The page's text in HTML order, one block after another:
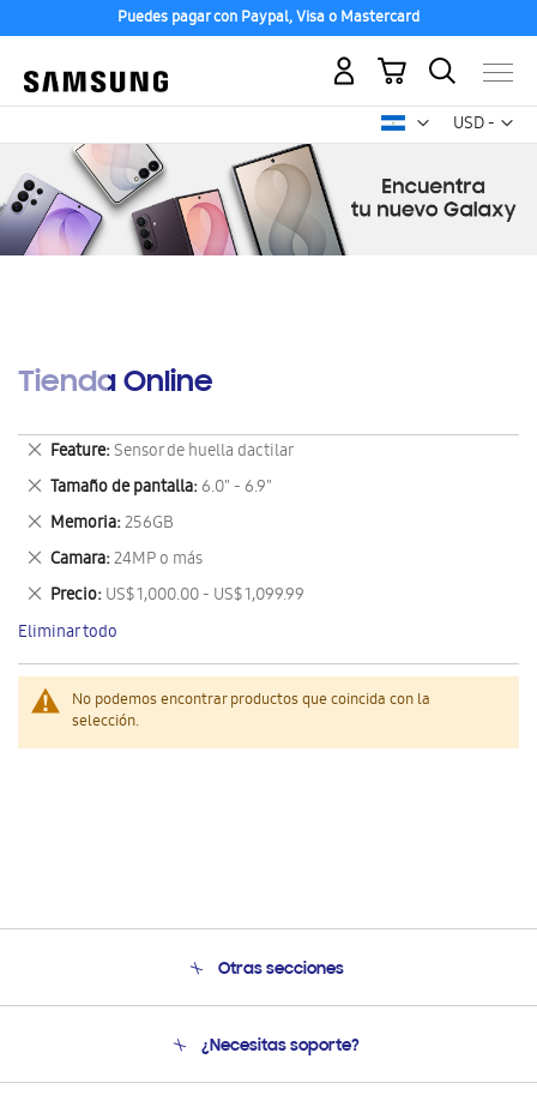
Puedes pagar con Paypal, Visa o Mastercard
USD -
dólar
Mi carrito
Tienda Online
No podemos encontrar productos que coincida con la
selección.
Feature Sensor de huella dactilar
Eliminar
este
artículo
Tamaño de pantalla 6.0" - 6.9"
Eliminar
este
artículo
Memoria 256GB
Eliminar
este
artículo
Camara 24MP o más
Eliminar
este
artículo
Precio US$ 1,000.00 - US$ 1,099.99
Eliminar
este
artículo
Eliminar todo
Otras secciones
Soporte
¿Necesitas soporte?